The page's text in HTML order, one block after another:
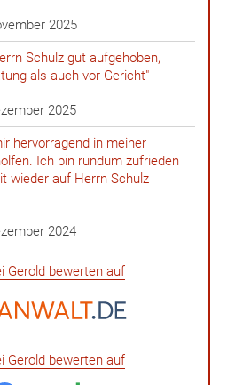
2025
Schulz gut aufgehoben,
als auch vor Gericht"
2025
hervorragend in meiner
Ich bin rundum zufrieden
wieder auf Herrn Schulz
2024
Gerold bewerten auf
Gerold bewerten auf